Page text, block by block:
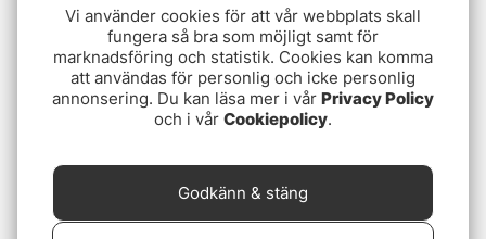
Vi använder cookies för att vår webbplats skall
fungera så bra som möjligt samt för
marknadsföring och statistik. Cookies kan komma
att användas för personlig och icke personlig
annonsering. Du kan läsa mer i vår Privacy Policy
och i vår Cookiepolicy.
Godkänn & stäng